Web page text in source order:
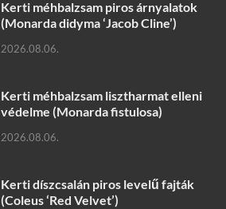
Kerti méhbalzsam piros árnyalatok
(Monarda didyma ‘Jacob Cline’)
2026.08.06.
Kerti méhbalzsam lisztharmat elleni
védelme (Monarda fistulosa)
2026.08.06.
Kerti díszcsalán piros levelű fajták
(Coleus ‘Red Velvet’)